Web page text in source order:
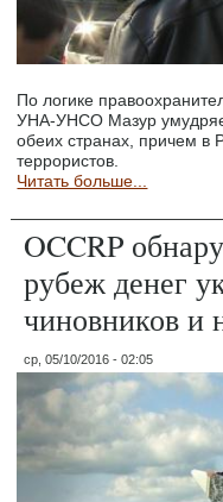
По логике
УНА-УНСО Мазур
обеих странах, причем в
террористов.
Читать больше...
OCCRP
рубеж денег
чиновников и
ср, 05/10/2016 - 02:05